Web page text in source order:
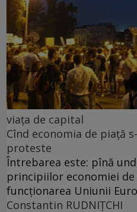
viața de capital
Cînd economia de piață
proteste
Întrebarea este: pînă
principiilor economiei
funcționarea Uniunii
Constantin RUDNIŢCHI